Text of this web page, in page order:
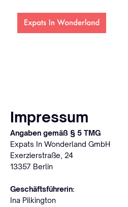
Impressum
Angaben gemäß § 5 TMG
Expats In Wonderland GmbH
Exerzierstraße, 24
13357 Berlin
Geschäftsführerin:
Ina Pilkington